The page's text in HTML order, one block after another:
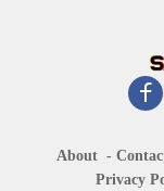
About
Privacy